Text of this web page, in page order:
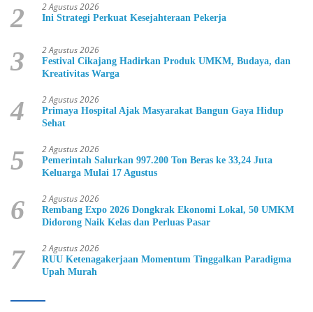
2 2 Agustus 2026
Ini Strategi Perkuat Kesejahteraan Pekerja
3 2 Agustus 2026
Festival Cikajang Hadirkan Produk UMKM, Budaya, dan
Kreativitas Warga
4 2 Agustus 2026
Primaya Hospital Ajak Masyarakat Bangun Gaya Hidup
Sehat
5 2 Agustus 2026
Pemerintah Salurkan 997.200 Ton Beras ke 33,24 Juta
Keluarga Mulai 17 Agustus
6 2 Agustus 2026
Rembang Expo 2026 Dongkrak Ekonomi Lokal, 50 UMKM
Didorong Naik Kelas dan Perluas Pasar
7 2 Agustus 2026
RUU Ketenagakerjaan Momentum Tinggalkan Paradigma
Upah Murah